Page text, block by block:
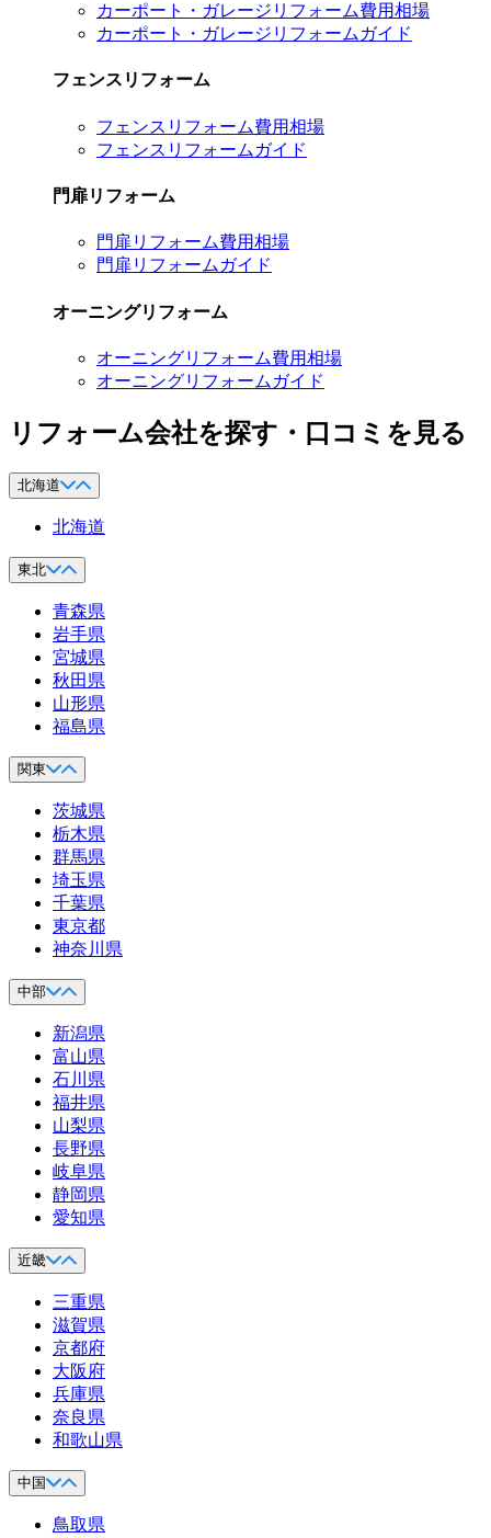
カーポート・ガレージリフォーム費用相場
カーポート・ガレージリフォームガイド
フェンスリフォーム
フェンスリフォーム費用相場
フェンスリフォームガイド
門扉リフォーム
門扉リフォーム費用相場
門扉リフォームガイド
オーニングリフォーム
オーニングリフォーム費用相場
オーニングリフォームガイド
リフォーム会社を探す・口コミを見る
北海道
北海道
東北
青森県
岩手県
宮城県
秋田県
山形県
福島県
関東
茨城県
栃木県
群馬県
埼玉県
千葉県
東京都
神奈川県
中部
新潟県
富山県
石川県
福井県
山梨県
長野県
岐阜県
静岡県
愛知県
近畿
三重県
滋賀県
京都府
大阪府
兵庫県
奈良県
和歌山県
中国
鳥取県